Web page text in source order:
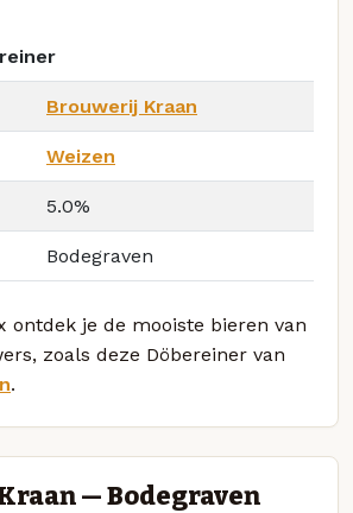
Brouwerij Kraan
Weizen
5.0%
Bodegraven
ontdek je de mooiste bieren van
zoals deze Döbereiner van
.
— Bodegraven